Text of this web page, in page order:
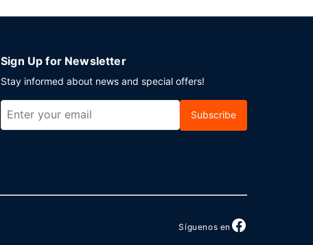
Sign Up for Newsletter
Stay informed about news and special offers!
Subscribe
Síguenos en